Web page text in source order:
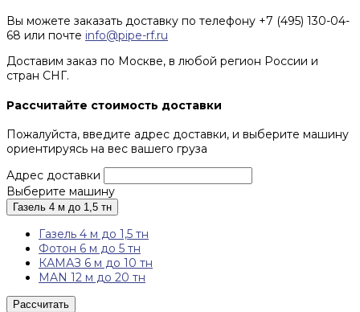
Вы можете заказать доставку по телефону +7 (495) 130-04-
68 или почте info@pipe-rf.ru
Доставим заказ по Москве, в любой регион России и
стран СНГ.
Рассчитайте стоимость доставки
Пожалуйста, введите адрес доставки, и выберите машину
ориентируясь на вес вашего груза
Адрес доставки
Выберите машину
Газель 4 м до 1,5 тн
Газель 4 м до 1,5 тн
Фотон 6 м до 5 тн
КАМАЗ 6 м до 10 тн
MAN 12 м до 20 тн
Рассчитать